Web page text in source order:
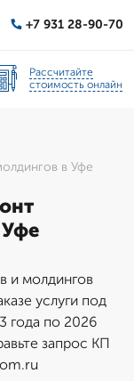
+7 931 28-90-70
Рассчитайте
стоимость онлайн
в Уфе
и молдингов
услуги под
года по 2026
запрос КП